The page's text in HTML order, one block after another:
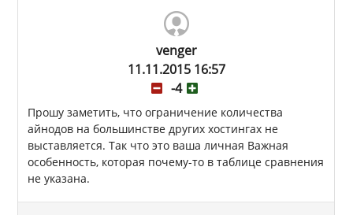
venger
11.11.2015 16:57
-4
Прошу заметить, что ограничение количества
айнодов на большинстве других хостингах не
выставляется. Так что это ваша личная Важная
особенность, которая почему-то в таблице сравнения
не указана.